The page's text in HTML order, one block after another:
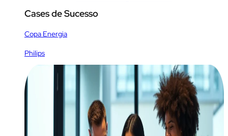
Cases de Sucesso
Copa Energia
Philips